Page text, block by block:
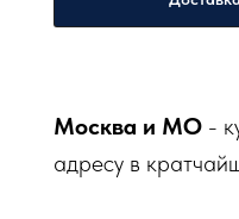
Москва и МО -
адресу в